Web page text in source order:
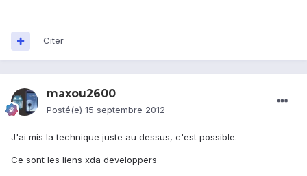
Citer
maxou2600
Posté(e) 15 septembre 2012
J'ai mis la technique juste au dessus, c'est possible.
Ce sont les liens xda developpers